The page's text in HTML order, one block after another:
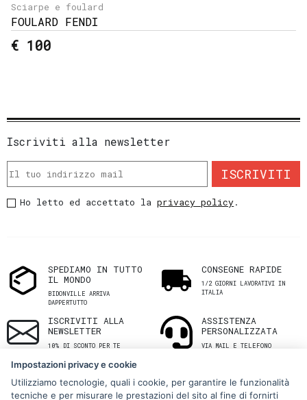
Sciarpe e foulard
FOULARD FENDI
€ 100
Iscriviti alla newsletter
ISCRIVITI
Ho letto ed accettato laprivacy policy.
SPEDIAMO IN TUTTO
IL MONDO
BIDONVILLE ARRIVA
DAPPERTUTTO
CONSEGNE RAPIDE
1/2 GIORNI LAVORATIVI IN
ITALIA
ISCRIVITI ALLA
NEWSLETTER
10% DI SCONTO PER TE
ASSISTENZA
PERSONALIZZATA
VIA MAIL E TELEFONO
Impostazioni privacy e cookie
Utilizziamo tecnologie, quali i cookie, per garantire le funzionalità
tecniche e per misurare le prestazioni del sito al fine di fornirti